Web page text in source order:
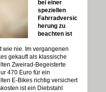
bei einer
speziellen
Fahrradversic
herung zu
beachten ist
wie nie. Im vergangenen
gekauft als klassische
Zweirad-Begeisterte
470 Euro für ein
E-Bikes richtig versichert
ist ein Diebstahl